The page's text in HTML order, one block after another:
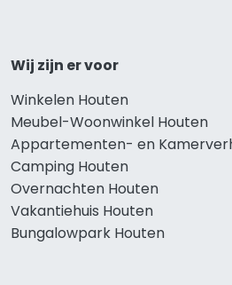
Wij zijn er voor
Winkelen Houten
Meubel-Woonwinkel Houten
Appartementen- en
Camping Houten
Overnachten Houten
Vakantiehuis Houten
Bungalowpark Houten